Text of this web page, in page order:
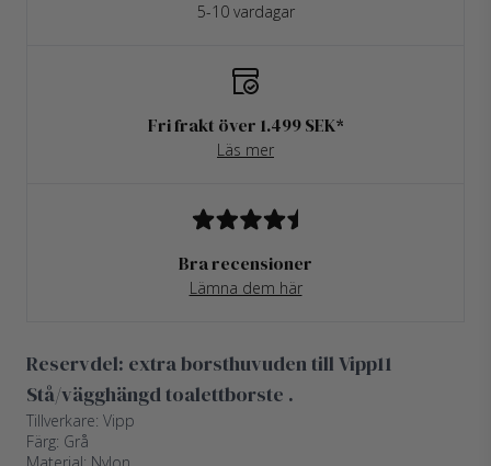
5-10 vardagar
Fri frakt över 1.499 SEK*
Läs mer
Bra recensioner
Lämna dem här
Reservdel: extra borsthuvuden till Vipp11
Stå/vägghängd toalettborste .
Tillverkare: Vipp
Färg: Grå